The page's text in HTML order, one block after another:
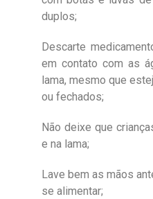
duplos;
Descarte
em contato com as
lama, mesmo que
ou fechados;
Não deixe que
e na lama;
Lave bem as mãos
se alimentar;